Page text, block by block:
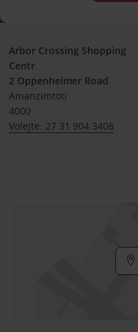
Arbor Crossing Shopping
Centr
2 Oppenheimer Road
Amanzimtoti
4000
Volejte: 27 31 904 3408